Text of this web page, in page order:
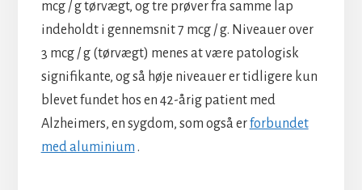
mcg / g tørvægt, og tre prøver fra samme lap
indeholdt i gennemsnit 7 mcg / g. Niveauer over
3 mcg / g (tørvægt) menes at være patologisk
signifikante, og så høje niveauer er tidligere kun
blevet fundet hos en 42-årig patient med
Alzheimers, en sygdom, som også erforbundet
med aluminium .